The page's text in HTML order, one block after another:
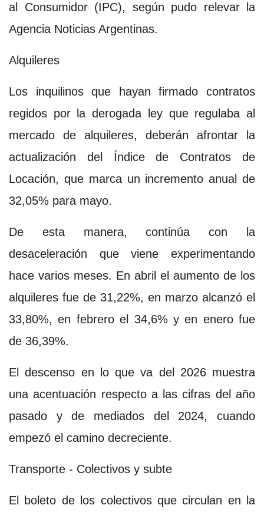
al Consumidor (IPC), según pudo relevar la
Agencia Noticias Argentinas.
Alquileres
Los inquilinos que hayan firmado contratos
regidos por la derogada ley que regulaba al
mercado de alquileres, deberán afrontar la
actualización del Índice de Contratos de
Locación, que marca un incremento anual de
32,05% para mayo.
De esta manera, continúa con la
desaceleración que viene experimentando
hace varios meses. En abril el aumento de los
alquileres fue de 31,22%, en marzo alcanzó el
33,80%, en febrero el 34,6% y en enero fue
de 36,39%.
El descenso en lo que va del 2026 muestra
una acentuación respecto a las cifras del año
pasado y de mediados del 2024, cuando
empezó el camino decreciente.
Transporte - Colectivos y subte
El boleto de los colectivos que circulan en la